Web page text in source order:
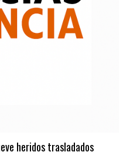
heridos trasladados